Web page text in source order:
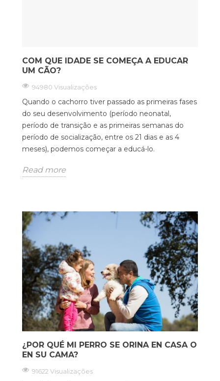
COM QUE IDADE SE COMEÇA A EDUCAR
UM CÃO?
94980 Visualizações
Quando o cachorro tiver passado as primeiras fases
do seu desenvolvimento (período neonatal,
período de transição e as primeiras semanas do
período de socialização, entre os 21 dias e as 4
meses), podemos começar a educá-lo.
Read more
¿POR QUÉ MI PERRO SE ORINA EN CASA O
EN SU CAMA?
91622 Visualizações